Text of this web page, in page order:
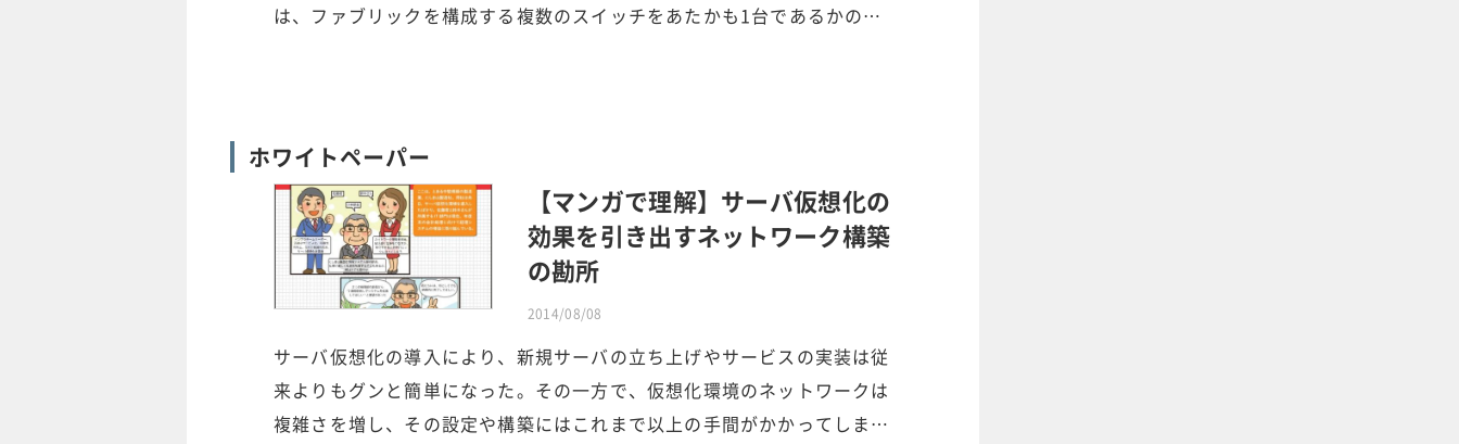
は、ファブリックを構成する複数のスイッチをあたかも1台であるかの…
ホワイトペーパー
【マンガで理解】サーバ仮想化の
効果を引き出すネットワーク構築
の勘所
2014/08/08
サーバ仮想化の導入により、新規サーバの立ち上げやサービスの実装は従
来よりもグンと簡単になった。その一方で、仮想化環境のネットワークは
複雑さを増し、その設定や構築にはこれまで以上の手間がかかってしま…